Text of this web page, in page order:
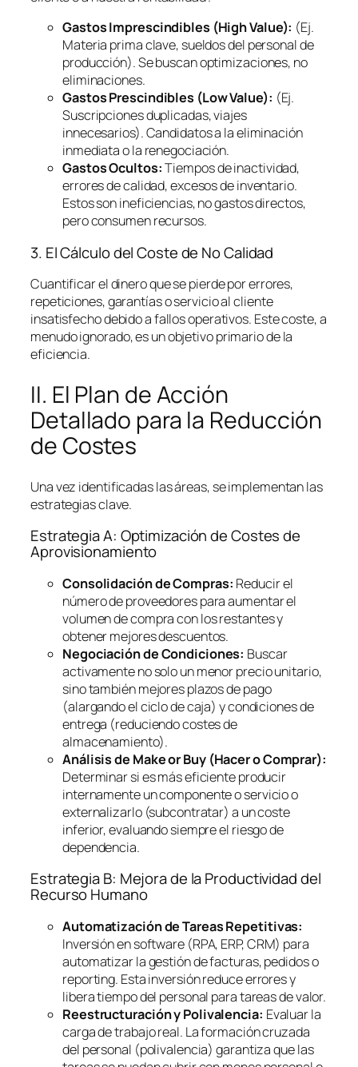
Gastos Imprescindibles (High Value): (Ej.
Materia prima clave, sueldos del personal de
producción). Se buscan optimizaciones, no
eliminaciones.
Gastos Prescindibles (Low Value): (Ej.
Suscripciones duplicadas, viajes
innecesarios). Candidatos a la eliminación
inmediata o la renegociación.
Gastos Ocultos:Tiempos de inactividad,
errores de calidad, excesos de inventario.
Estos son ineficiencias, no gastos directos,
pero consumen recursos.
3. El Cálculo del Coste de No Calidad
Cuantificar el dinero que se pierde por errores,
repeticiones, garantías o servicio al cliente
insatisfecho debido a fallos operativos. Este coste, a
menudo ignorado, es un objetivo primario de la
eficiencia.
II. El Plan de Acción
Detallado para la Reducción
de Costes
Una vez identificadas las áreas, se implementan las
estrategias clave.
Estrategia A: Optimización de Costes de
Aprovisionamiento
Consolidación de Compras: Reducir el
número de proveedores para aumentar el
volumen de compra con los restantes y
obtener mejores descuentos.
Negociación de Condiciones: Buscar
activamente no solo un menor precio unitario,
sino también mejores plazos de pago
(alargando el ciclo de caja) y condiciones de
entrega (reduciendo costes de
almacenamiento).
Análisis de Make or Buy(Hacer o Comprar):
Determinar si es más eficiente producir
internamente un componente o servicio o
externalizarlo (subcontratar) a un coste
inferior, evaluando siempre el riesgo de
dependencia.
Estrategia B: Mejora de la Productividad del
Recurso Humano
Automatización de Tareas Repetitivas:
Inversión ensoftware(RPA, ERP, CRM) para
automatizar la gestión de facturas, pedidos o
reporting. Esta inversión reduce errores y
libera tiempo del personal para tareas de valor.
Reestructuración y Polivalencia: Evaluar la
carga de trabajo real. La formación cruzada
del personal (polivalencia) garantiza que las